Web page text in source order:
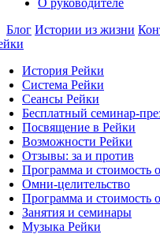
О руководителе
Блог Истории из жизни
История Рейки
Система Рейки
Сеансы Рейки
Бесплатный семинар-
Посвящение в Рейки
Возможности Рейки
Отзывы: за и против
Программа и стоимость
Омни-целительство
Программа и стоимость
Занятия и семинары
Музыка Рейки